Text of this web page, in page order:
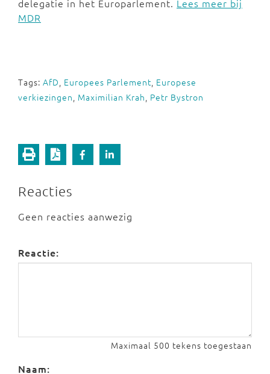
delegatie in het Europarlement. Lees meer bij
MDR
Tags: AfD, Europees Parlement, Europese
verkiezingen, Maximilian Krah, Petr Bystron
Reacties
Geen reacties aanwezig
Reactie:
Maximaal 500 tekens toegestaan
Naam: